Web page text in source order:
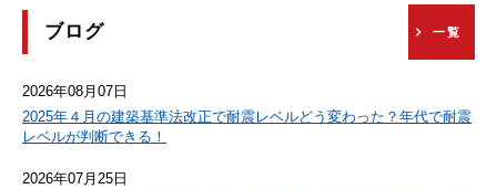
ブログ 一覧
2026年08月07日
2025年４月の建築基準法改正で耐震レベルどう変わった？年代で耐震
レベルが判断できる！
2026年07月25日